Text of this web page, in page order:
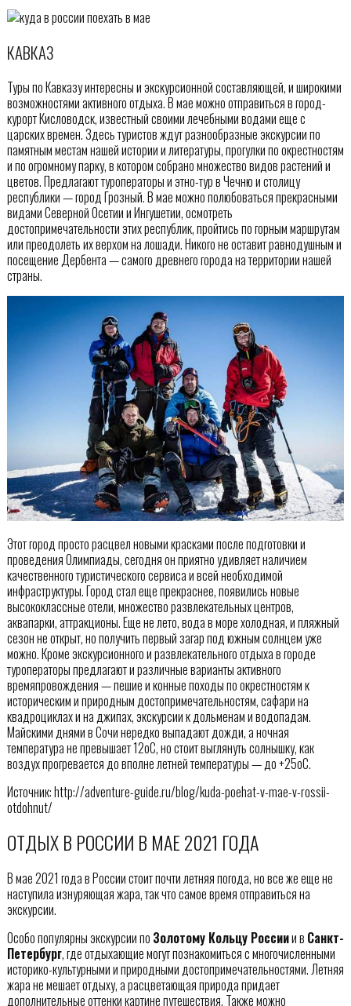
КАВКАЗ
Туры по Кавказу интересны и экскурсионной составляющей, и широкими
возможностями активного отдыха. В мае можно отправиться в город-
курорт Кисловодск, известный своими лечебными водами еще с
царских времен. Здесь туристов ждут разнообразные экскурсии по
памятным местам нашей истории и литературы, прогулки по окрестностям
и по огромному парку, в котором собрано множество видов растений и
цветов. Предлагают туроператоры и этно-тур в Чечню и столицу
республики — город Грозный. В мае можно полюбоваться прекрасными
видами Северной Осетии и Ингушетии, осмотреть
достопримечательности этих республик, пройтись по горным маршрутам
или преодолеть их верхом на лошади. Никого не оставит равнодушным и
посещение Дербента — самого древнего города на территории нашей
страны.
Этот город просто расцвел новыми красками после подготовки и
проведения Олимпиады, сегодня он приятно удивляет наличием
качественного туристического сервиса и всей необходимой
инфраструктуры. Город стал еще прекраснее, появились новые
высококлассные отели, множество развлекательных центров,
аквапарки, аттракционы. Еще не лето, вода в море холодная, и пляжный
сезон не открыт, но получить первый загар под южным солнцем уже
можно. Кроме экскурсионного и развлекательного отдыха в городе
туроператоры предлагают и различные варианты активного
времяпровождения — пешие и конные походы по окрестностям к
историческим и природным достопримечательностям, сафари на
квадроциклах и на джипах, экскурсии к дольменам и водопадам.
Майскими днями в Сочи нередко выпадают дожди, а ночная
температура не превышает 12оC, но стоит выглянуть солнышку, как
воздух прогревается до вполне летней температуры — до +25оC.
Источник: http://adventure-guide.ru/blog/kuda-poehat-v-mae-v-rossii-
otdohnut/
ОТДЫХ В РОССИИ В МАЕ 2021 ГОДА
В мае 2021 года в России стоит почти летняя погода, но все же еще не
наступила изнуряющая жара, так что самое время отправиться на
экскурсии.
Особо популярны экскурсии по Золотому Кольцу Россиии в Санкт-
Петербург, где отдыхающие могут познакомиться с многочисленными
историко-культурными и природными достопримечательностями. Летняя
жара не мешает отдыху, а расцветающая природа придает
дополнительные оттенки картине путешествия. Также можно